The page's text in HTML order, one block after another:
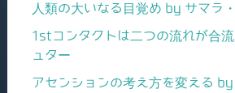
人類の大いなる目覚め by サマラ
1stコンタクトは二つの流れが合
ュター
アセンションの考え方を変える